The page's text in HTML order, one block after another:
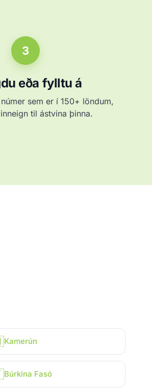
3
eða fylltu á
sem er í 150+ löndum,
til ástvina þinna.
Kamerún
Búrkína Fasó